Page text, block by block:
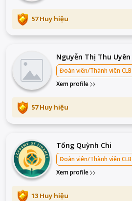
57 Huy hiệu
Nguyễn Thị Thu Uyên
Đoàn viên/Thành viên CLB
Xem profile
57 Huy hiệu
Tống Quỳnh Chi
Đoàn viên/Thành viên CLB
Xem profile
13 Huy hiệu